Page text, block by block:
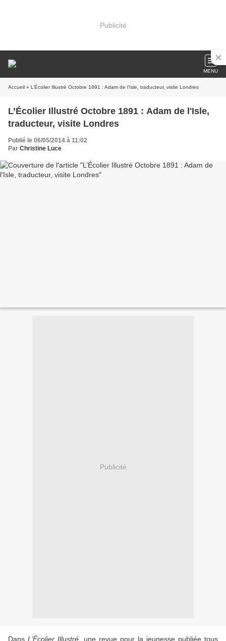
Publicité
MENU
Accueil » L’Écolier Illustré Octobre 1891 : Adam de l'Isle, traducteur, visite Londres
L’Écolier Illustré Octobre 1891 : Adam de l'Isle,
traducteur, visite Londres
Publié le 06/05/2014 à 11:02
Par Christine Luce
Publicité
Dans L’Écolier Illustré , une revue pour la jeunesse publiée tous